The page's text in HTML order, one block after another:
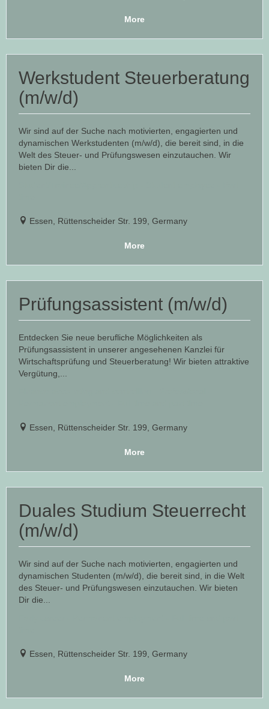
More
Werkstudent Steuerberatung
(m/w/d)
Wir sind auf der Suche nach motivierten, engagierten und
dynamischen Werkstudenten (m/w/d), die bereit sind, in die
Welt des Steuer- und Prüfungswesen einzutauchen. Wir
bieten Dir die...
Essen, Rüttenscheider Str. 199, Germany
More
Prüfungsassistent (m/w/d)
Entdecken Sie neue berufliche Möglichkeiten als
Prüfungsassistent in unserer angesehenen Kanzlei für
Wirtschaftsprüfung und Steuerberatung! Wir bieten attraktive
Vergütung,...
Essen, Rüttenscheider Str. 199, Germany
More
Duales Studium Steuerrecht
(m/w/d)
Wir sind auf der Suche nach motivierten, engagierten und
dynamischen Studenten (m/w/d), die bereit sind, in die Welt
des Steuer- und Prüfungswesen einzutauchen. Wir bieten
Dir die...
Essen, Rüttenscheider Str. 199, Germany
More